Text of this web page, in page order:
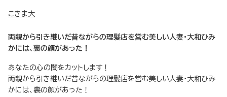
こきま大
両親から引き継いだ昔ながらの理髪店を営む美しい人妻・大和ひみ
かには、裏の顔があった！
あなたの心の闇をカットします！
両親から引き継いだ昔ながらの理髪店を営む美しい人妻・大和ひみ
かには、裏の顔があった！